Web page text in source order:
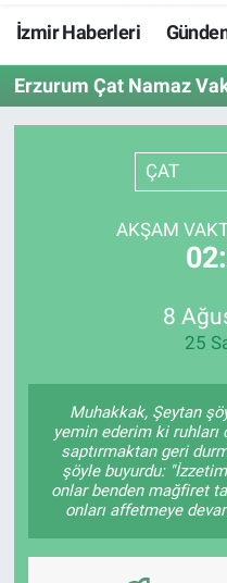
İzmir Haberleri
Erzurum Çat Namaz
ÇAT
AKŞAM
8
25
Muhakkak, Şeytan
yemin ederim ki ruhları
saptırmaktan geri
şöyle buyurdu:
onlar benden mağfiret
onları affetmeye
Resmi İlanlar
Resmi Reklam